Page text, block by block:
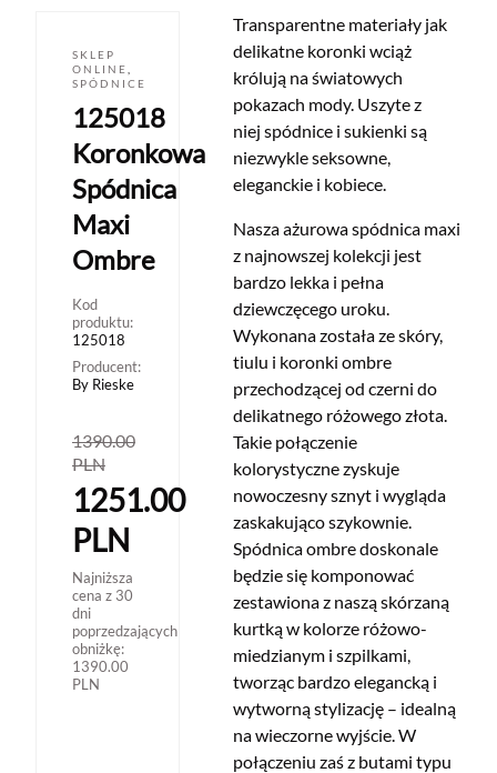
SKLEP
ONLINE
SPÓDNICE
125018
Koronkowa
Spódnica
Maxi
Ombre
Kod
produktu:
125018
Producent:
By Rieske
1390.00
PLN
1251.00
PLN
Najniższa
cena z 30
dni
poprzedzających
obniżkę:
1390.00
PLN
Transparentne materiały jak
delikatne koronki wciąż
królują na światowych
pokazach mody. Uszyte z
niej spódnice i sukienki są
niezwykle seksowne,
eleganckie i kobiece.
Nasza ażurowa spódnica maxi
z najnowszej kolekcji jest
bardzo lekka i pełna
dziewczęcego uroku.
Wykonana została ze skóry,
tiulu i koronki ombre
przechodzącej od czerni do
delikatnego różowego złota.
Takie połączenie
kolorystyczne zyskuje
nowoczesny sznyt i wygląda
zaskakująco szykownie.
Spódnica ombre doskonale
będzie się komponować
zestawiona z naszą skórzaną
kurtką w kolorze różowo-
miedzianym i szpilkami,
tworząc bardzo elegancką i
wytworną stylizację – idealną
na wieczorne wyjście. W
połączeniu zaś z butami typu